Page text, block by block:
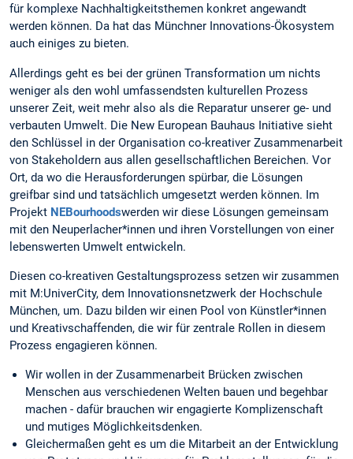
für komplexe Nachhaltigkeitsthemen konkret angewandt
werden können. Da hat das Münchner Innovations-Ökosystem
auch einiges zu bieten.
Allerdings geht es bei der grünen Transformation um nichts
weniger als den wohl umfassendsten kulturellen Prozess
unserer Zeit, weit mehr also als die Reparatur unserer ge- und
verbauten Umwelt. Die New European Bauhaus Initiative sieht
den Schlüssel in der Organisation co-kreativer Zusammenarbeit
von Stakeholdern aus allen gesellschaftlichen Bereichen. Vor
Ort, da wo die Herausforderungen spürbar, die Lösungen
greifbar sind und tatsächlich umgesetzt werden können. Im
Projekt NEBourhoodswerden wir diese Lösungen gemeinsam
mit den Neuperlacher*innen und ihren Vorstellungen von einer
lebenswerten Umwelt entwickeln.
Diesen co-kreativen Gestaltungsprozess setzen wir zusammen
mit M:UniverCity, dem Innovationsnetzwerk der Hochschule
München, um. Dazu bilden wir einen Pool von Künstler*innen
und Kreativschaffenden, die wir für zentrale Rollen in diesem
Prozess engagieren können.
Wir wollen in der Zusammenarbeit Brücken zwischen
Menschen aus verschiedenen Welten bauen und begehbar
machen - dafür brauchen wir engagierte Komplizenschaft
und mutiges Möglichkeitsdenken.
Gleichermaßen geht es um die Mitarbeit an der Entwicklung